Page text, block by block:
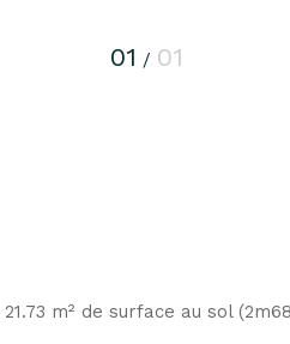
01 / 01
m² de surface au sol